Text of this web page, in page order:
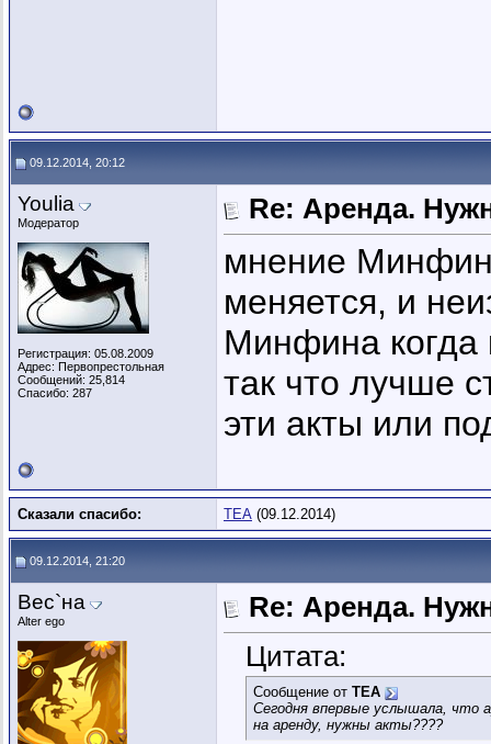
09.12.2014, 20:12
Youlia
Модератор
Регистрация: 05.08.2009
Адрес: Первопрестольная
Сообщений: 25,814
Спасибо: 287
Re: Аренда.
мнение
меняется, и
Минфина когда
так что лучше
эти акты или
Сказали спасибо: ТЕА (09.12.2014)
09.12.2014, 21:20
Вес`на
Alter ego
Re: Аренда.
Цитата:
Сообщение от ТЕА
Сегодня впервые услышала, что
на аренду, нужны акты????